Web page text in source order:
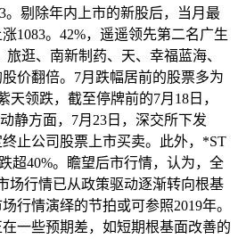
。剔除年内上市的新股后，当月最
1083。42%，遥遥领先第二名广生
旅逛、南新制药、天、幸福蓝海、
价翻倍。7月跌幅居前的股票多为
天领跌，截至停牌前的7月18日，
静方面，7月23日，深交所下发
终止公司股票上市买卖。此外，*ST
超40%。瞻望后市行情，认为，全
场行情已从政策驱动逐渐转向根基
行情演绎的节拍或可参照2019年。
一些预期差，如短期根基面改善的